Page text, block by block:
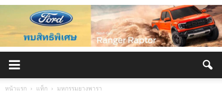
หน้าแรก แท็ก มหกรรมยางพารา